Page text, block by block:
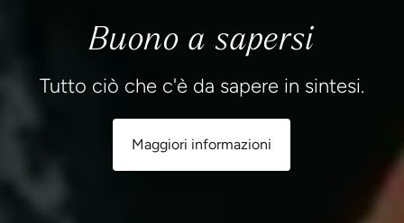
Buono a sapersi
Tutto ciò che c'è da sapere in sintesi.
Maggiori informazioni